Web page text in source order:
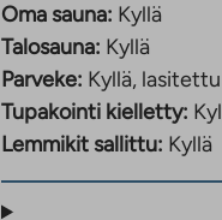
Oma sauna: Kyllä
Talosauna: Kyllä
Parveke: Kyllä, lasitettu
Tupakointi kielletty:
Lemmikit sallittu: Kyllä